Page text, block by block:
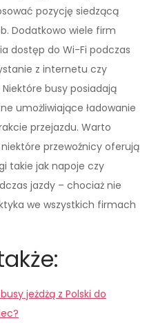
pozycję siedzącą
Dodatkowo wiele firm
dostęp do Wi-Fi podczas
z internetu czy
busy posiadają
umożliwiające ładowanie
przejazdu. Warto
przewoźnicy oferują
takie jak napoje czy
jazdy – chociaż nie
we wszystkich firmach
jeżdżą z Polski do